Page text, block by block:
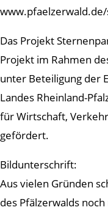
Das Projekt
Projekt im Rahmen
unter Beteiligung der
Landes Rheinland-
für Wirtschaft,
gefördert.
Bildunterschrift:
Aus vielen Gründen
des Pfälzerwalds